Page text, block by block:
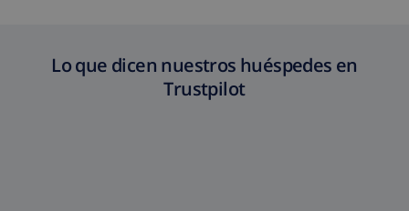
Lo que dicen nuestros huéspedes en
Trustpilot